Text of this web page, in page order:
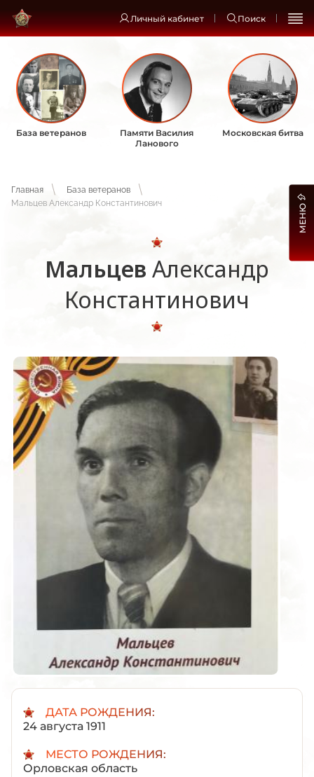
Личный кабинет Поиск
База ветеранов
Памяти Василия
Ланового
Московская битва
Главная
База ветеранов
Мальцев Александр Константинович
Мальцев Александр
Константинович
ДАТА РОЖДЕНИЯ:
24 августа 1911
МЕСТО РОЖДЕНИЯ:
Орловская область
МЕНЮ